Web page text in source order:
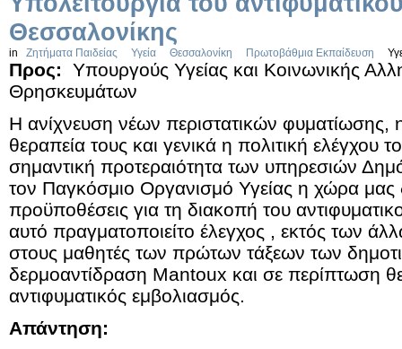
Θεσσαλονίκης
in Ζητήματα Παιδείας Υγεία Θεσσαλονίκη Πρωτοβάθμια Εκπαίδευση
Προς:
Υπουργούς Υγείας και Κοινωνικής
Θρησκευμάτων
Η ανίχνευση νέων περιστατικών
θεραπεία τους και γενικά η πολιτική ελέγχου
σημαντική προτεραιότητα των υπηρεσιών
τον Παγκόσμιο Οργανισμό Υγείας η χώρα μας
προϋποθέσεις για τη διακοπή του
αυτό πραγματοποιείτο έλεγχος , εκτός των
στους μαθητές των πρώτων τάξεων των
δερμοαντίδραση Mantoux και σε περίπτωση
αντιφυματικός εμβολιασμός.
Απάντηση: